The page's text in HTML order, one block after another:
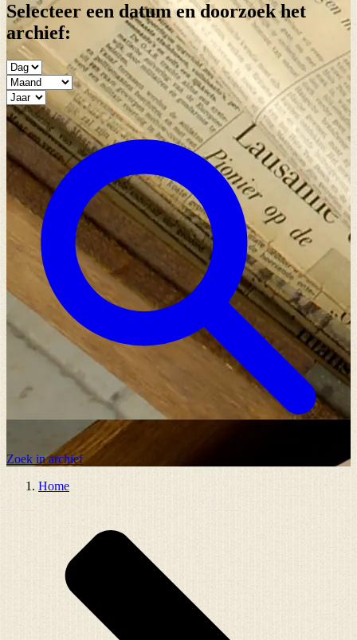
Selecteer een datum en doorzoek het
archief:
Zoek in archief
Home